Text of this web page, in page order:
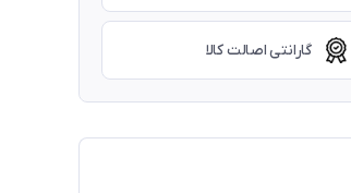
گارانتی اصالت کالا